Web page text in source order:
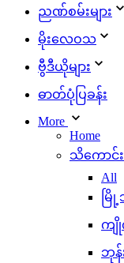
ညဏ်စမ်းများ
မိုးလေဝသ
ဗွီဒီယိုများ
ဓာတ်ပုံပြခန်း
More
Home
သိ‌ကောင်း
All
မ
ကျို
ဘုန်